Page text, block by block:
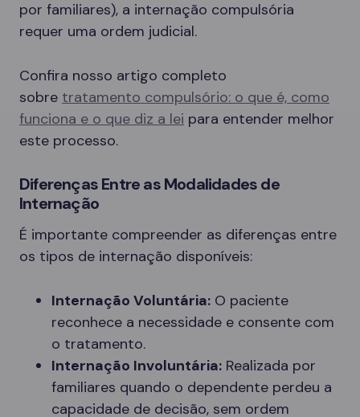
por familiares), a internação compulsória
requer uma ordem judicial.
Confira nosso artigo completo
sobre tratamento compulsório: o que é, como
funciona e o que diz a lei para entender melhor
este processo.
Diferenças Entre as Modalidades de
Internação
É importante compreender as diferenças entre
os tipos de internação disponíveis:
Internação Voluntária: O paciente
reconhece a necessidade e consente com
o tratamento.
Internação Involuntária: Realizada por
familiares quando o dependente perdeu a
capacidade de decisão, sem ordem